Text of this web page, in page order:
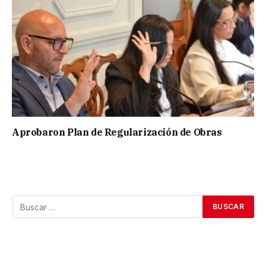
Aprobaron Plan de Regularización de Obras